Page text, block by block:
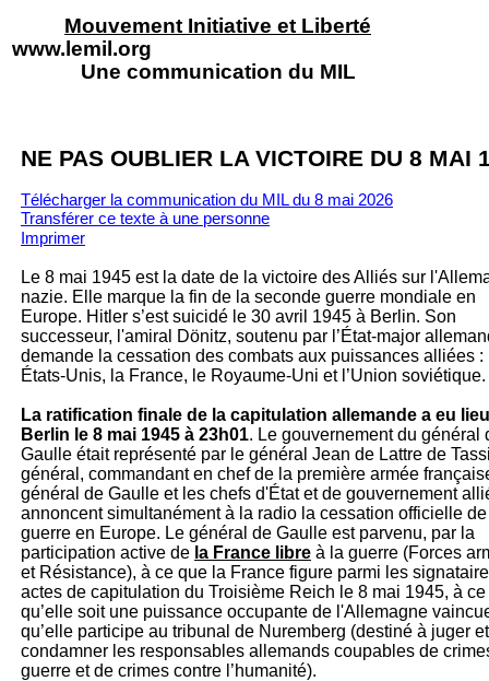
Mouvement Initiative et Liberté
www.lemil.org
Une communication du MIL
NE PAS OUBLIER LA VICTOIRE DU 8 MAI
Télécharger la communication du MIL du 8 mai 2026
Transférer ce texte à une personne
Imprimer
Le 8 mai 1945 est la date de la victoire des Alliés sur
nazie. Elle marque la fin de la seconde guerre mondiale en
Europe. Hitler s’est suicidé le 30 avril 1945 à Berlin. Son
successeur, l'amiral Dönitz, soutenu par l’État-major
demande la cessation des combats aux puissances alliées :
États-Unis, la France, le Royaume-Uni et l’Union soviétique.
La ratification finale de la capitulation allemande a eu
Berlin le 8 mai 1945 à 23h01. Le gouvernement du général
Gaulle était représenté par le général Jean de Lattre de
général, commandant en chef de la première armée
général de Gaulle et les chefs d'État et de gouvernement
annoncent simultanément à la radio la cessation officielle
guerre en Europe. Le général de Gaulle est parvenu, par la
participation active de la France libre à la guerre (Forces
et Résistance), à ce que la France figure parmi les
actes de capitulation du Troisième Reich le 8 mai 1945, à ce
qu’elle soit une puissance occupante de l'Allemagne
qu’elle participe au tribunal de Nuremberg (destiné à juger et
condamner les responsables allemands coupables de
guerre et de crimes contre l’humanité).